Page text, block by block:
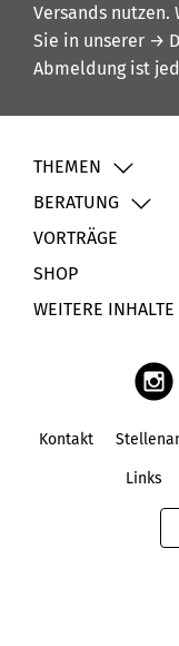
Versands
Sie in unserer →
Abmeldung ist
THEMEN
BERATUNG
VORTRÄGE
SHOP
WEITERE INHALTE
Kontakt
Links